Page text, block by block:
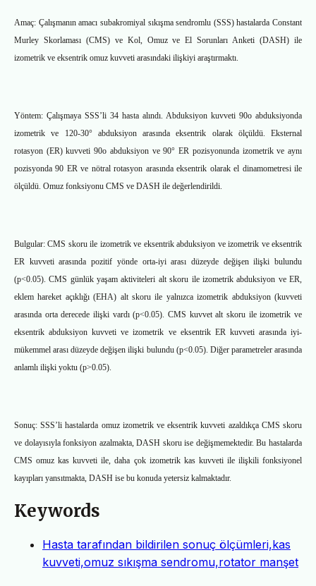
Amaç: Çalışmanın amacı subakromiyal sıkışma sendromlu (SSS) hastalarda Constant
Murley Skorlaması (CMS) ve Kol, Omuz ve El Sorunları Anketi (DASH) ile
izometrik ve eksentrik omuz kuvveti arasındaki ilişkiyi araştırmaktı.
Yöntem: Çalışmaya SSS’li 34 hasta alındı. Abduksiyon kuvveti 90o abduksiyonda
izometrik ve 120-30° abduksiyon arasında eksentrik olarak ölçüldü. Eksternal
rotasyon (ER) kuvveti 90o abduksiyon ve 90° ER pozisyonunda izometrik ve aynı
pozisyonda 90 ER ve nötral rotasyon arasında eksentrik olarak el dinamometresi ile
ölçüldü. Omuz fonksiyonu CMS ve DASH ile değerlendirildi.
Bulgular: CMS skoru ile izometrik ve eksentrik abduksiyon ve izometrik ve eksentrik
ER kuvveti arasında pozitif yönde orta-iyi arası düzeyde değişen ilişki bulundu
(p<0.05). CMS günlük yaşam aktiviteleri alt skoru ile izometrik abduksiyon ve ER,
eklem hareket açıklığı (EHA) alt skoru ile yalnızca izometrik abduksiyon (kuvveti
arasında orta derecede ilişki vardı (p<0.05). CMS kuvvet alt skoru ile izometrik ve
eksentrik abduksiyon kuvveti ve izometrik ve eksentrik ER kuvveti arasında iyi-
mükemmel arası düzeyde değişen ilişki bulundu (p<0.05). Diğer parametreler arasında
anlamlı ilişki yoktu (p>0.05).
Sonuç: SSS’li hastalarda omuz izometrik ve eksentrik kuvveti azaldıkça CMS skoru
ve dolayısıyla fonksiyon azalmakta, DASH skoru ise değişmemektedir. Bu hastalarda
CMS omuz kas kuvveti ile, daha çok izometrik kas kuvveti ile ilişkili fonksiyonel
kayıpları yansıtmakta, DASH ise bu konuda yetersiz kalmaktadır.
Keywords
Hasta tarafından bildirilen sonuç ölçümleri,kas
kuvveti,omuz sıkışma sendromu,rotator manşet